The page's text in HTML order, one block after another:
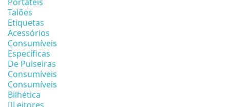
Talões
Etiquetas
Acessórios
Consumíveis
Específicas
De Pulseiras
Consumíveis
Consumíveis
Bilhética